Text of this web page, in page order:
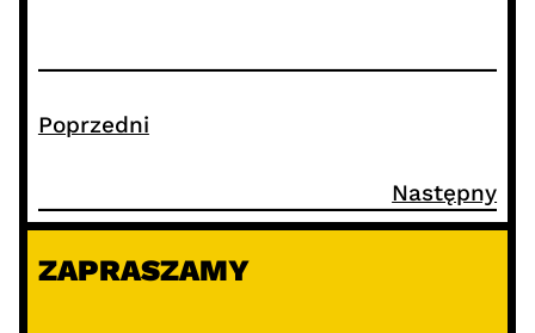
Poprzedni
Następny
ZAPRASZAMY